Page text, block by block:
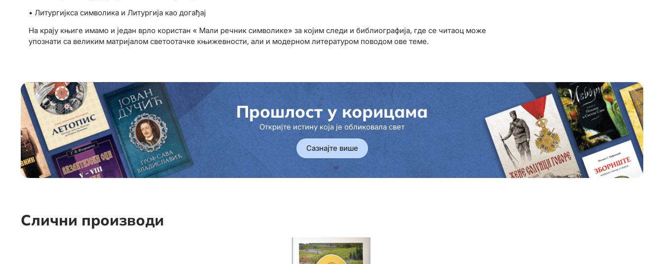
• Литургијкса символика и Литургија као догађај
На крају књиге имамо и један врло користан « Мали речник символике» за којим следи и библиографија, где се читаоц може
упознати са великим матријалом светоотачке књижевности, али и модерном литературом поводом ове теме.
Прошлост у корицама
Откријте истину која је обликовала свет
Сазнајте више
Слични производи